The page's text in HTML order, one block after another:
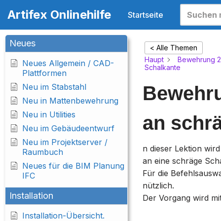
Inhalt
springen
Artifex Onlinehilfe Startseite
Neues
Neues Allgemein / CAD-
Plattformen
Neu im Stabstahl
Neu in Mattenbewehrung
Neu in Utilities
Neu im Gebäudeentwurf
Neu im Projektserver /
Raumbuch
Neues für die BIM Planung
IFC
Installation
Installation-Übersicht.
< Alle Themen
Haupt
Bewehrung
Schalkante
an
n dieser Lektion
an eine schräge
Für die
nützlich.
Der Vorgang wird